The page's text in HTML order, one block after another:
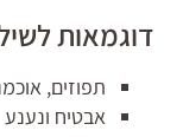
דוגמאות
תפוזים,
אבטיח ונענע